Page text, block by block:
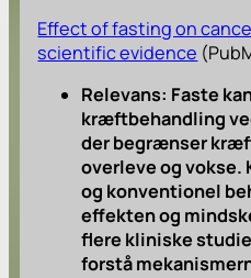
Effect of fasting on
scientific evidence
Relevans: Faste
kræftbehandling
der begrænser
overleve og vokse.
og konventionel
effekten og
flere kliniske
forstå